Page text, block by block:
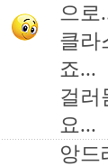
으로
클
죠...
걸
요...
앙